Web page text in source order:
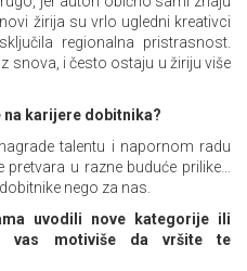
žirija su vrlo ugledni kreativci
regionalna pristrasnost.
snova, i često ostaju u žiriju više
na karijere dobitnika?
talentu i napornom radu
u razne buduće prilike...
nego za nas.
uvodili nove kategorije ili
vas motiviše da vršite te